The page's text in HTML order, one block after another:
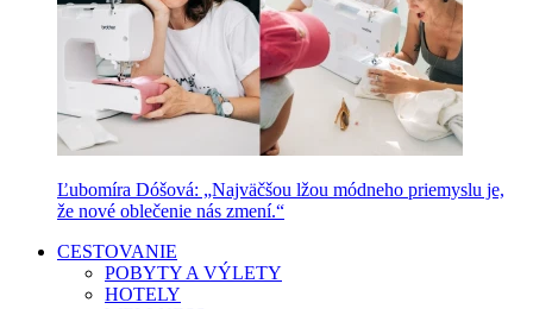
Ľubomíra Dóšová: „Najväčšou lžou módneho priemyslu je,
že nové oblečenie nás zmení.“
CESTOVANIE
POBYTY A VÝLETY
HOTELY